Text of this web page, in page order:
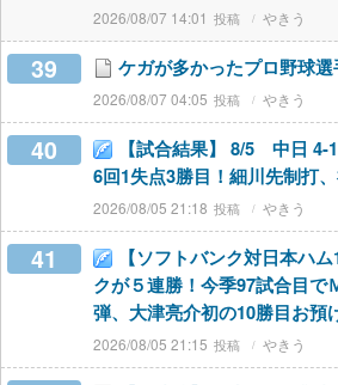
2026/08/07 14:01 やきう
39 ケガが多かったプロ野球
2026/08/07 04:05 やきう
40
【試合結果】 8/5 中日 4-
6回1失点3勝目！細川先制打
2026/08/05 21:18 やきう
41
【ソフトバンク対日本ハ
クが５連勝！今季97試合目
弾、大津亮介初の10勝目お預
2026/08/05 21:15 やきう